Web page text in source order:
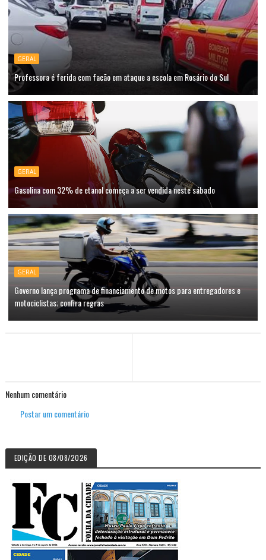
GERAL
Professora é ferida com facão em ataque a escola em Rosário do Sul
GERAL
Gasolina com 32% de etanol começa a ser vendida neste sábado
GERAL
Governo lança programa de financiamento de motos para entregadores e
motociclistas; confira regras
Nenhum comentário
Postar um comentário
EDIÇÃO DE 08/08/2026